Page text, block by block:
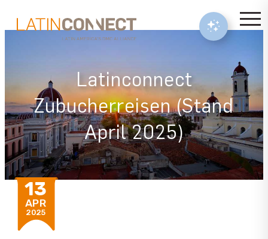
Latinconnect
Zubucherreisen (Stand
April 2025)
13
APR
2025